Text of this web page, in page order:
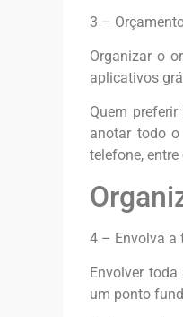
3 –
Organizar o
aplicativos
Quem
anotar todo
telefone, entre
4 – Envolva a
Envolver
um ponto